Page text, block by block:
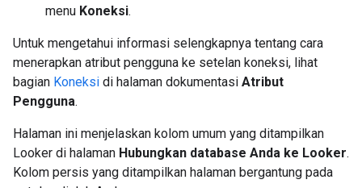
menu Koneksi.
Untuk mengetahui informasi selengkapnya tentang cara
menerapkan atribut pengguna ke setelan koneksi, lihat
bagian Koneksi di halaman dokumentasi Atribut
Pengguna.
Halaman ini menjelaskan kolom umum yang ditampilkan
Looker di halaman Hubungkan database Anda ke Looker.
Kolom persis yang ditampilkan halaman bergantung pada